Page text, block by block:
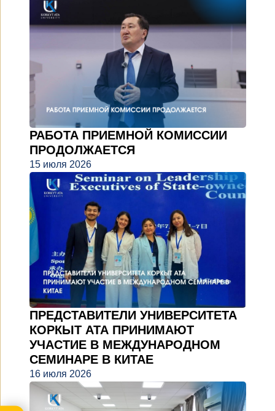
РАБОТА ПРИЕМНОЙ КОМИССИИ
ПРОДОЛЖАЕТСЯ
15 июля 2026
ПРЕДСТАВИТЕЛИ УНИВЕРСИТЕТА
КОРКЫТ АТА ПРИНИМАЮТ
УЧАСТИЕ В МЕЖДУНАРОДНОМ
СЕМИНАРЕ В КИТАЕ
16 июля 2026